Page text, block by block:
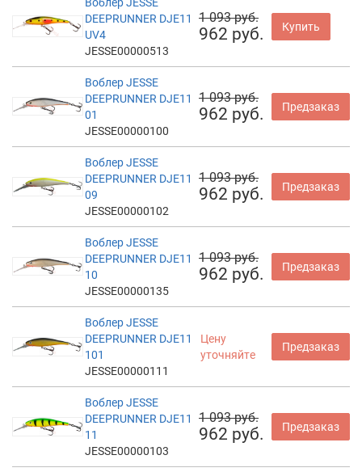
DEEPRUNNER DJE11
UV4
JESSE00000513
1 093 руб.
962 руб. Купить
Воблер JESSE
DEEPRUNNER DJE11
01
JESSE00000100
1 093 руб.
962 руб. Предзаказ
Воблер JESSE
DEEPRUNNER DJE11
09
JESSE00000102
1 093 руб.
962 руб. Предзаказ
Воблер JESSE
DEEPRUNNER DJE11
10
JESSE00000135
1 093 руб.
962 руб. Предзаказ
Воблер JESSE
DEEPRUNNER DJE11
101
JESSE00000111
Цену
уточняйте
Предзаказ
Воблер JESSE
DEEPRUNNER DJE11
11
JESSE00000103
1 093 руб.
962 руб. Предзаказ